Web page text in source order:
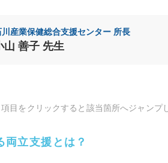
川産業保健総合支援センター 所長
山 善子 先生
項目をクリックすると該当箇所へジャンプ
両立支援とは？